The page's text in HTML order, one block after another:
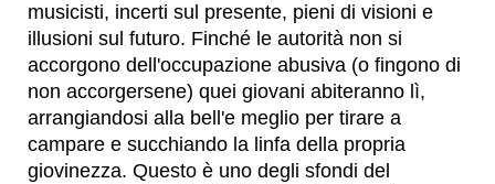
musicisti, incerti sul presente, pieni di visioni e
illusioni sul futuro. Finché le autorità non si
accorgono dell'occupazione abusiva (o fingono di
non accorgersene) quei giovani abiteranno lì,
arrangiandosi alla bell'e meglio per tirare a
campare e succhiando la linfa della propria
giovinezza. Questo è uno degli sfondi del